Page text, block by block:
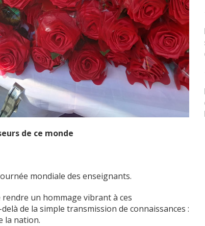
de ce monde
mondiale des enseignants.
rendre un hommage vibrant à ces
de la simple transmission de connaissances :
la nation.